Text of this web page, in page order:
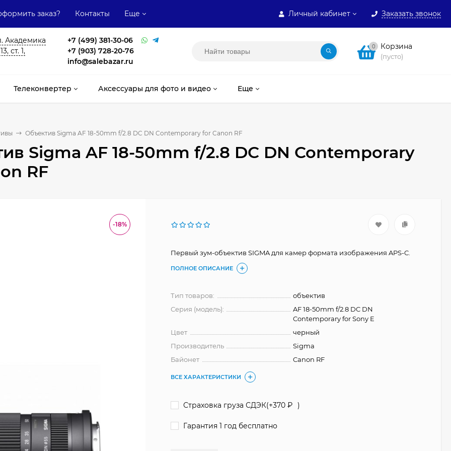
Личный кабинет Заказать звонок
заказ? Контакты Еще
Академика
ст. 1,
+7 (499) 381-30-06
+7 (903) 728-20-76
info@salebazar.ru
0 Корзина
(пусто)
Телеконвертер Аксессуары для фото и видео Еще
Объектив Sigma AF 18-50mm f/2.8 DC DN Contemporary for Canon RF
Sigma AF 18-50mm f/2.8 DC DN Contemporary
RF
-18%
Первый зум-объектив SIGMA для камер формата изображения APS-C.
ПОЛНОЕ ОПИСАНИЕ
Тип товаров:
объектив
Серия (модель):
AF 18-50mm f/2.8 DC DN
Contemporary for Sony E
Цвет
черный
Производитель
Sigma
Байонет
Canon RF
ВСЕ ХАРАКТЕРИСТИКИ
Страховка груза СДЭК(+370 ₽)
Гарантия 1 год бесплатно